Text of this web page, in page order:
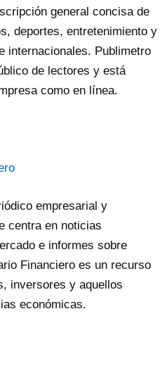
general concisa de
deportes, entretenimiento y
internacionales. Publimetro
de lectores y está
como en línea.
empresarial y
centra en noticias
e informes sobre
Financiero es un recurso
inversores y aquellos
económicas.